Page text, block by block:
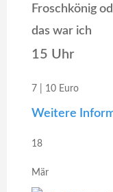
Froschkönig
das war ich
15 Uhr
7 | 10 Euro
Weitere
18
Mär